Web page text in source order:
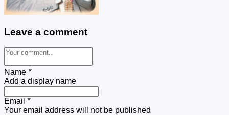
Leave a comment
Name *
Add a display name
Email *
Your email address will not be published